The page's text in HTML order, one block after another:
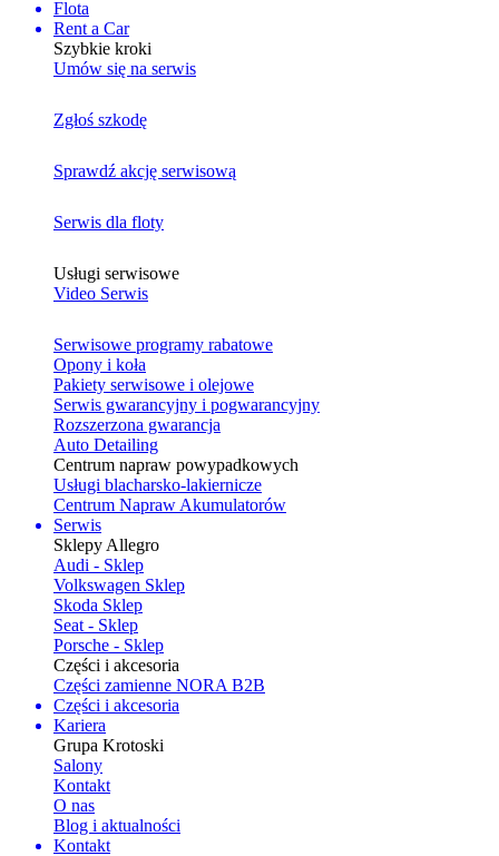
Flota
Rent a Car
Szybkie kroki
Umów się na serwis
Zgłoś szkodę
Sprawdź akcję serwisową
Serwis dla floty
Usługi serwisowe
Video Serwis
Serwisowe programy rabatowe
Opony i koła
Pakiety serwisowe i olejowe
Serwis gwarancyjny i pogwarancyjny
Rozszerzona gwarancja
Auto Detailing
Centrum napraw powypadkowych
Usługi blacharsko-lakiernicze
Centrum Napraw Akumulatorów
Serwis
Sklepy Allegro
Audi - Sklep
Volkswagen Sklep
Skoda Sklep
Seat - Sklep
Porsche - Sklep
Części i akcesoria
Części zamienne NORA B2B
Części i akcesoria
Kariera
Grupa Krotoski
Salony
Kontakt
O nas
Blog i aktualności
Kontakt